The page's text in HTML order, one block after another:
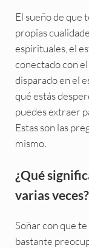
El sueño de que
propias
espirituales, el
conectado con
disparado en el
qué estás
puedes extraer
Estas son las
mismo.
¿Qué
varias veces?
Soñar con que
bastante